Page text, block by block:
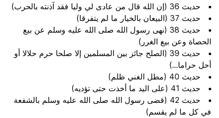
حديث 36 (إن الله قال من عادى لي وليا فقد آذنته بالحرب)
حديث 37 (البيعان بالخيار ما لم يتفرقا)
حديث 38 (نهى رسول الله صلى الله عليه وسلم عن بيع
الحصاة وعن بيع الغرر)
حديث 39 (الصلح جائز بين المسلمين إلا صلحا حرم حلالا أو
أحل حراما...)
حديث 40 (مطل الغني ظلم)
حديث 41 (على اليد ما أخذت حتى تؤديه)
حديث 42 (قضى رسول الله صلى الله عليه وسلم بالشفعة
في كل ما لم يقسم)